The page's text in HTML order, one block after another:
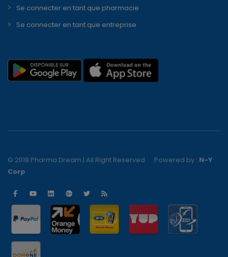
Se connecter en tant que pharmacie
Se connecter en tant que entreprise
© 2019 Pharma Dream | All Right Reserved Powered by : N-Y
Corp